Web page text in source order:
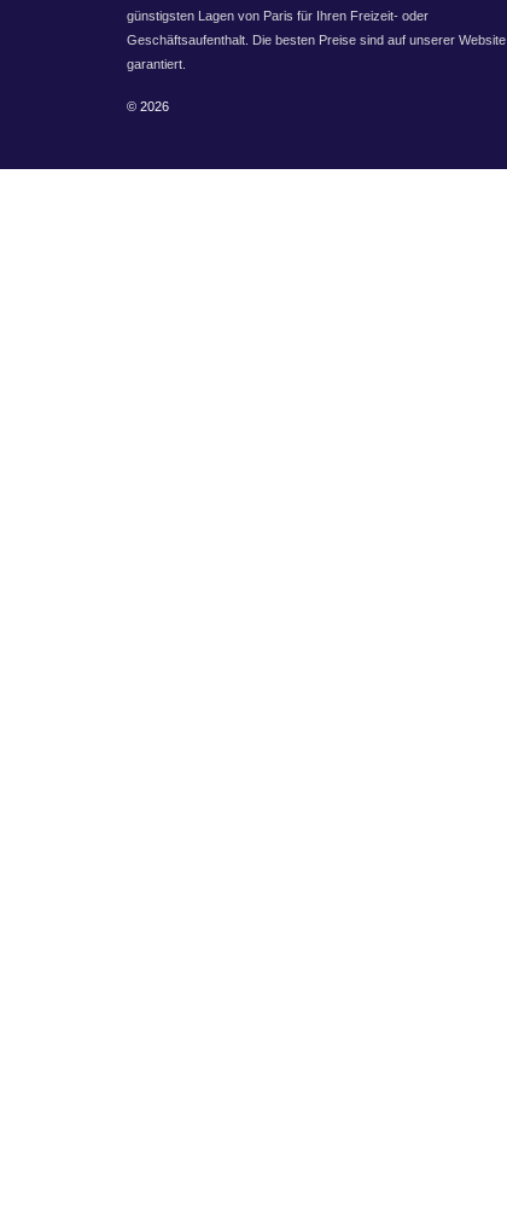
günstigsten Lagen von Paris für Ihren Freizeit- oder
Geschäftsaufenthalt. Die besten Preise sind auf unserer Website
garantiert.
© 2026